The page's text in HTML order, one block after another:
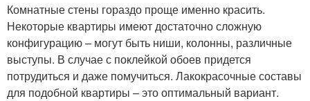
основе
Краска на латексной
основе
Краска на эпоксидной
основе
Комнатные стены гораздо проще именно красить.
Некоторые квартиры имеют достаточно сложную
конфигурацию – могут быть ниши, колонны, различные
выступы. В случае с поклейкой обоев придется
потрудиться и даже помучиться. Лакокрасочные составы
для подобной квартиры – это оптимальный вариант.